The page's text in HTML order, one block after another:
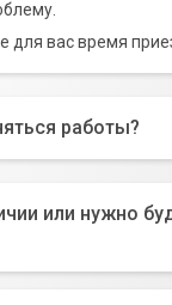
для вас время
работы?
или нужно